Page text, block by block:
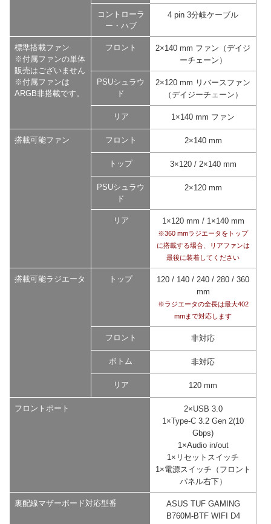
コントローラ
ー・ハブ
4 pin 3分岐ケーブル
標準搭載ファン
※付属ファンの単体
販売はございません
※付属ファンは
ARGB非搭載です。
フロント
2×140 mm ファン（デイジ
ーチェーン）
PSUシュラウ
ド
2×120 mm リバースファン
（デイジーチェーン）
リア 1×140 mm ファン
搭載可能ファン フロント 2×140 mm
トップ 3×120 / 2×140 mm
PSUシュラウ
ド
2×120 mm
リア 1×120 mm / 1×140 mm
※360 mmラジエータをトップ
に搭載する場合、リアファンは
最後に装着してください
搭載可能ラジエータ トップ
120 / 140 / 240 / 280 / 360
mm
※ラジエータの全長は最大402
mmまで対応します
フロント 非対応
ボトム 非対応
リア 120 mm
フロントポート
2×USB 3.0
1×Type-C 3.2 Gen 2(10
Gbps)
1×Audio in/out
1×リセットスイッチ
1×電源スイッチ（フロント
パネル右下）
裏配線マザーボード対応型番
ASUS TUF GAMING
B760M-BTF WIFI D4